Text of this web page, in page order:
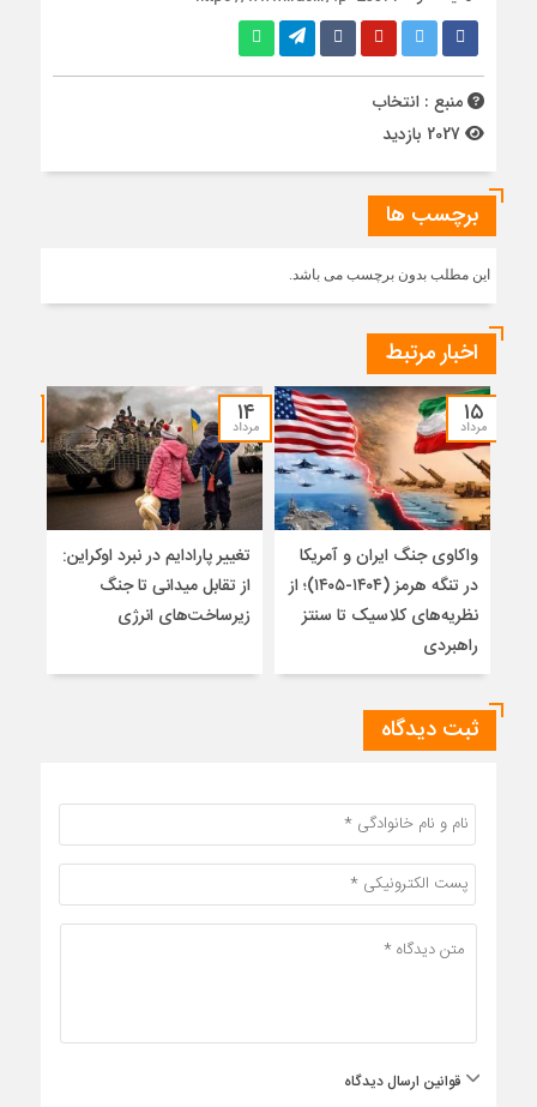
منبع : انتخاب
برچسب ها
این مطلب بدون برچسب می باشد.
اخبار مرتبط
۱۵
مرداد
واکاوی جنگ ایران و آمریکا
در تنگه هرمز (۱۴۰۴-۱۴۰۵)؛ از
نظریه‌های کلاسیک تا سنتز
راهبردی
۱۴
مرداد
تغییر پارادایم در نبرد اوکراین:
از تقابل میدانی تا جنگ
زیرساخت‌های انرژی
ثبت دیدگاه
قوانین ارسال دیدگاه